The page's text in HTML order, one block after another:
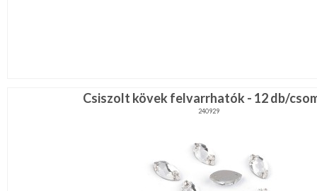
Csiszolt kövek felvarrhatók - 12 db/
240929